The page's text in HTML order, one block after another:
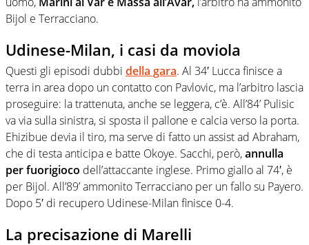
Bijol e Terracciano.
Udinese-Milan, i casi da moviola
Questi gli episodi dubbi della gara. Al 34′ Lucca finisce a
terra in area dopo un contatto con Pavlovic, ma l’arbitro lascia
proseguire: la trattenuta, anche se leggera, c’è. All’84’ Pulisic
va via sulla sinistra, si sposta il pallone e calcia verso la porta.
Ehizibue devia il tiro, ma serve di fatto un assist ad Abraham,
che di testa anticipa e batte Okoye. Sacchi, però,annulla
per fuorigioco dell’attaccante inglese. Primo giallo al 74′, è
per Bijol. All’89’ ammonito Terracciano per un fallo su Payero.
Dopo 5′ di recupero Udinese-Milan finisce 0-4.
La precisazione di Marelli